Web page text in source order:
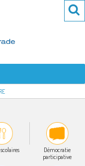
Démocratie
participative